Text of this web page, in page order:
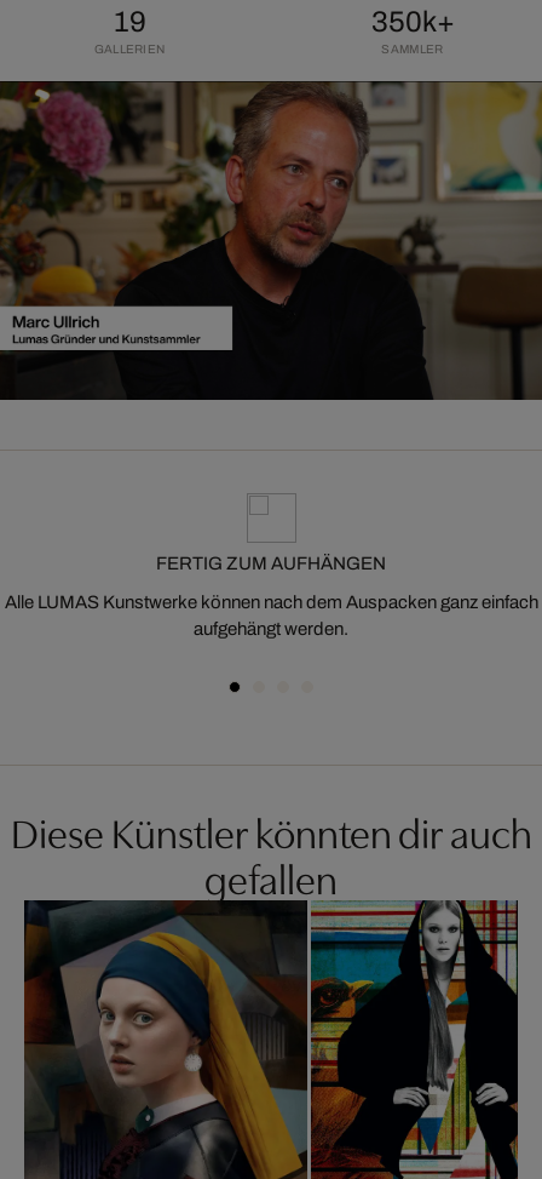
19
GALLERIEN
350k+
SAMMLER
FERTIG ZUM AUFHÄNGEN
Alle LUMAS Kunstwerke können nach dem Auspacken ganz einfach
aufgehängt werden.
Diese Künstler könnten dir auch
gefallen